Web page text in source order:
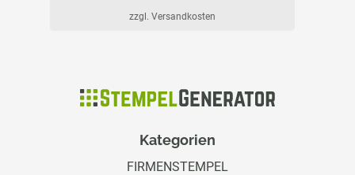
zzgl. Versandkosten
Kategorien
FIRMENSTEMPEL